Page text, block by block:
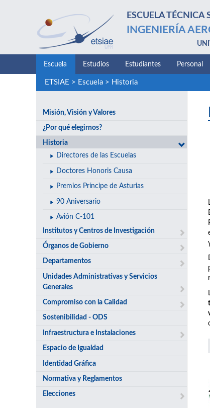
ESCUELA TÉCNICA
INGENIERÍA
Escuela Estudios Estudiantes Personal
ETSIAE > Escuela> Historia
Misión, Visión y Valores
¿Por qué elegirnos?
Historia
Directores de las Escuelas
Doctores Honoris Causa
Premios Príncipe de Asturias
90 Aniversario
Avión C-101
Institutos y Centros de Investigación
Órganos de Gobierno
Departamentos
Unidades Administrativas y Servicios
Generales
Compromiso con la Calidad
Sostenibilidad - ODS
Infraestructura e Instalaciones
Espacio de Igualdad
Identidad Gráfica
Normativa y Reglamentos
Elecciones